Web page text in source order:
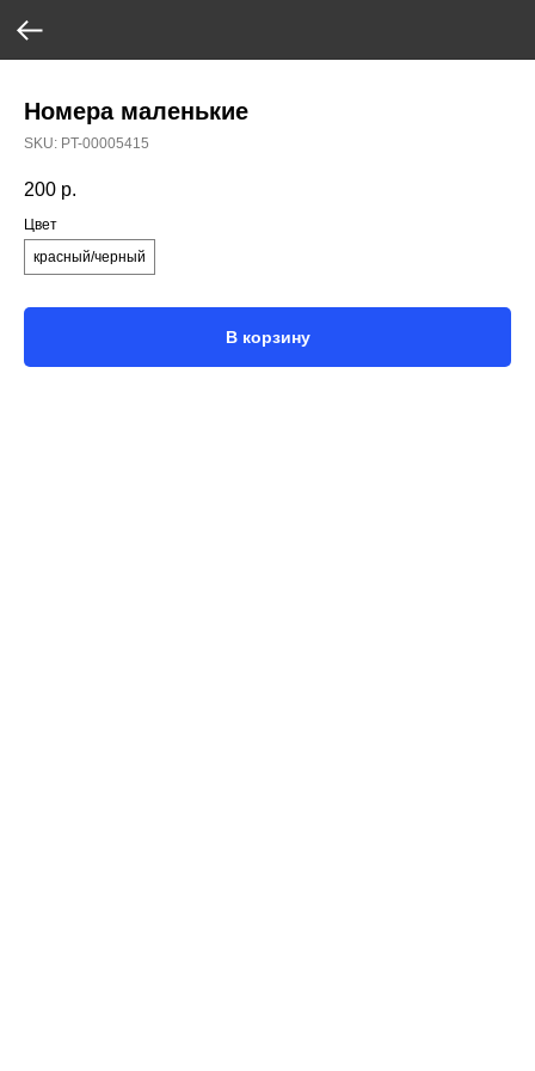
Номера маленькие
SKU: PT-00005415
200 р.
Цвет
красный/черный
В корзину